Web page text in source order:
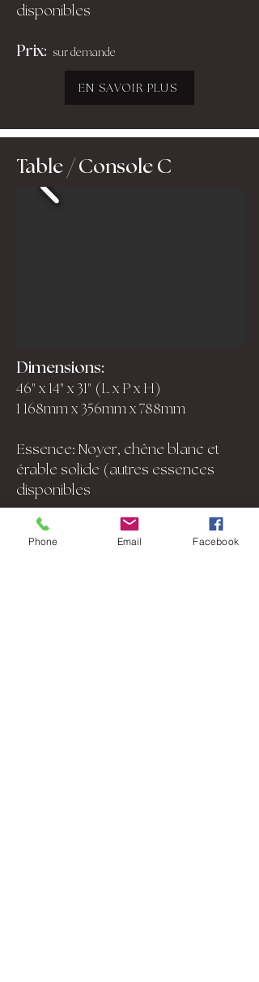
disponibles
Prix: sur demande
EN SAVOIR PLUS
Table / Console C
Dimensions:
46" x 14" x 31" (L x P x H)
1 168mm x 356mm x 788mm
Essence: Noyer, chêne blanc et
érable solide (autres essences
disponibles
Prix:
Phone Email Facebook